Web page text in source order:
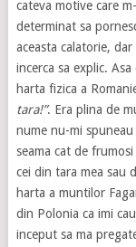
cateva motive care
determinat sa
aceasta calatorie, dar
incerca sa explic.
harta fizica a
tara!”. Era plina de
nume nu-mi
seama cat de
cei din tara mea sau
harta a muntilor
din Polonia ca imi
inceput sa ma